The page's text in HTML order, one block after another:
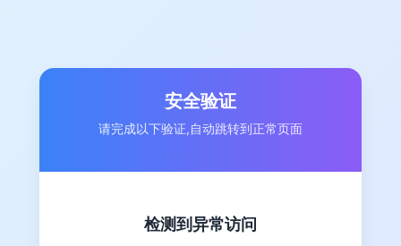
安全验证
请完成以下验证,自动跳转到正常页面
检测到异常访问